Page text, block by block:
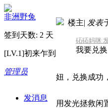
非洲野兔
签到天数: 2 天
[LV.1]初来乍到
管理员
发消息
楼主| 发表
砳砳妈咪
我要兑换
妞，兑换成功
用发光拯救闲